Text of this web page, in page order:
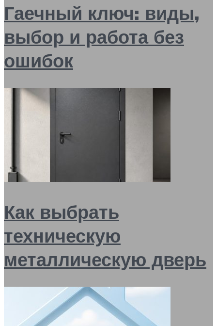
Гаечный ключ: виды,
выбор и работа без
ошибок
Как выбрать
техническую
металлическую дверь